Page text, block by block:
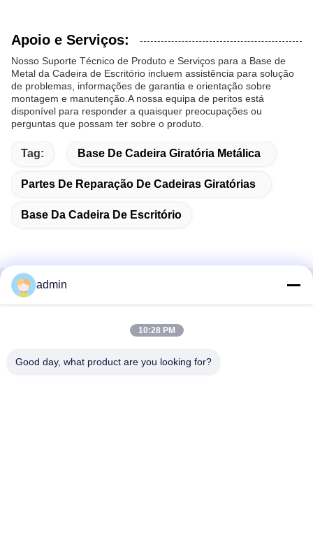
Apoio e Serviços:
Nosso Suporte Técnico de Produto e Serviços para a Base de
Metal da Cadeira de Escritório incluem assistência para solução
de problemas, informações de garantia e orientação sobre
montagem e manutenção.A nossa equipa de peritos está
disponível para responder a quaisquer preocupações ou
perguntas que possam ter sobre o produto.
Tag: Base De Cadeira Giratória Metálica
Partes De Reparação De Cadeiras Giratórias
Base Da Cadeira De Escritório
Contato Rápido
38 Shafu Avenue, Longjiang Town, Shunde District, Foshan
City, província de Guangdong, China
admin
10:28 PM
Good day, what product are you looking for?